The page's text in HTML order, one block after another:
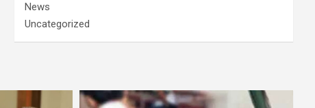
News
Uncategorized